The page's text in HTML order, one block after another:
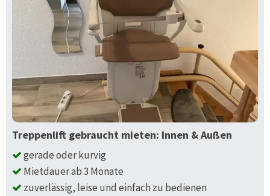
Treppenlift gebraucht mieten: Innen & Außen
gerade oder kurvig
Mietdauer ab 3 Monate
zuverlässig, leise und einfach zu bedienen